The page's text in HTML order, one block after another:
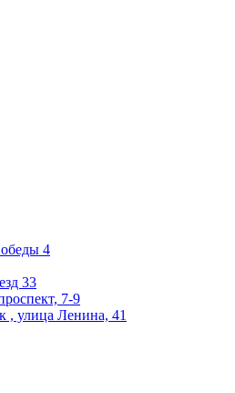
4
33
7-9
, улица Ленина, 41